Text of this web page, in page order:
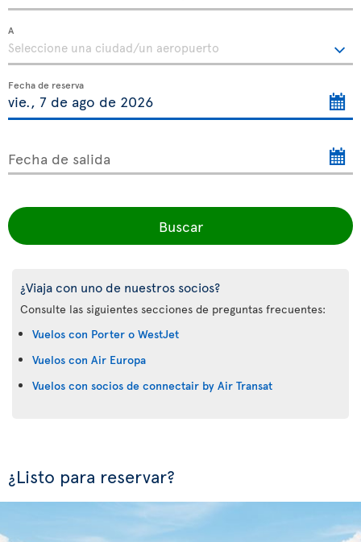
A
Fecha de reserva
Fecha de salida
Buscar
¿Viaja con uno de nuestros socios?
Consulte las siguientes secciones de preguntas frecuentes:
Vuelos con Porter o WestJet
Vuelos con Air Europa
Vuelos con socios de connectair by Air Transat
¿Listo para reservar?